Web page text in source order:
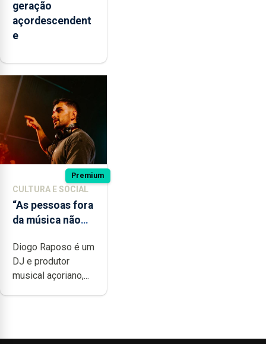
geração
açordescendent
e
Premium
CULTURA E SOCIAL
“As pessoas fora
da música não
quão difícil é
produzir uma
música”
Diogo Raposo é um
DJ e produtor
musical açoriano,...